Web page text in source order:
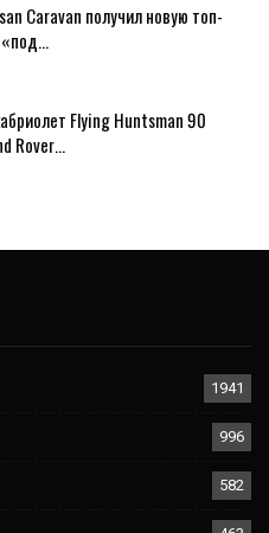
Caravan получил новую топ-
«под…
Flying Huntsman 90
Rover…
1941
996
582